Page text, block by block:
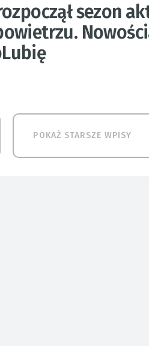
sezon
POKAŻ STARSZE WPISY